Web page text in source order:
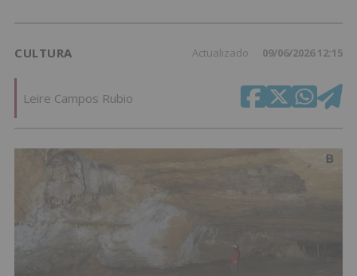
CULTURA Actualizado 09/06/2026 12:15
Leire Campos Rubio